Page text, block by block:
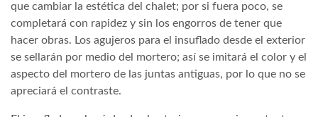
que cambiar la estética del chalet; por si fuera poco, se
completará con rapidez y sin los engorros de tener que
hacer obras. Los agujeros para el insuflado desde el exterior
se sellarán por medio del mortero; así se imitará el color y el
aspecto del mortero de las juntas antiguas, por lo que no se
apreciará el contraste.